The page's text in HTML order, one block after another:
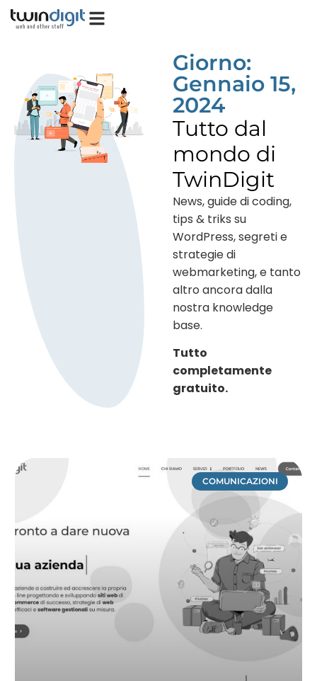
Giorno:
Gennaio 15,
2024
Tutto dal
mondo di
TwinDigit
News, guide di coding,
tips & triks su
WordPress, segreti e
strategie di
webmarketing, e tanto
altro ancora dalla
nostra knowledge
base.
Tutto
completamente
gratuito.
COMUNICAZIONI